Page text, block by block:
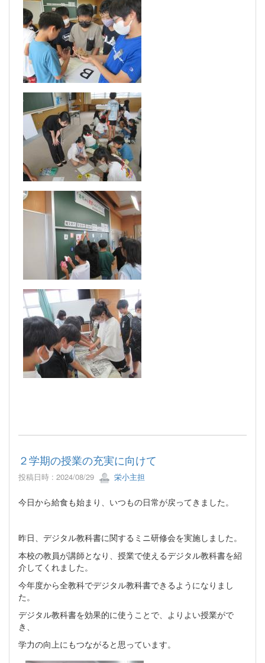
２学期の授業の充実に向けて
投稿日時 : 2024/08/29 栄小主担
今日から給食も始まり、いつもの日常が戻ってきました。
昨日、デジタル教科書に関するミニ研修会を実施しました。
本校の教員が講師となり、授業で使えるデジタル教科書を紹
介してくれました。
今年度から全教科でデジタル教科書できるようになりまし
た。
デジタル教科書を効果的に使うことで、よりよい授業がで
き、
学力の向上にもつながると思っています。